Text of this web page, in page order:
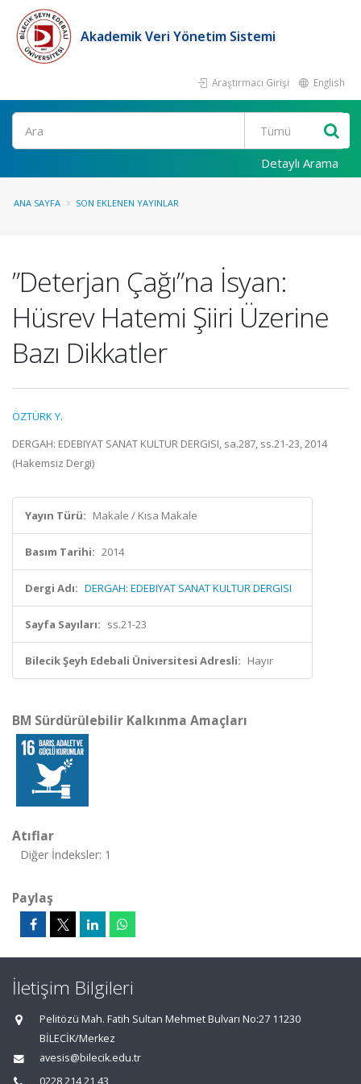
Akademik Veri Yönetim Sistemi
Araştırmacı Girişi English
Ara
Detaylı Arama
ANA SAYFA SON EKLENEN YAYINLAR
”Deterjan Çağı”na İsyan:
Hüsrev Hatemi Şiiri Üzerine
Bazı Dikkatler
ÖZTÜRK Y.
DERGAH: EDEBIYAT SANAT KULTUR DERGISI, sa.287, ss.21-23, 2014
(Hakemsiz Dergi)
Yayın Türü: Makale / Kısa Makale
Basım Tarihi: 2014
Dergi Adı: DERGAH: EDEBIYAT SANAT KULTUR DERGISI
Sayfa Sayıları: ss.21-23
Bilecik Şeyh Edebali Üniversitesi Adresli: Hayır
BM Sürdürülebilir Kalkınma Amaçları
Atıflar
Diğer İndeksler: 1
Paylaş
İletişim Bilgileri
Pelitözü Mah. Fatih Sultan Mehmet Bulvarı No:27 11230
BİLECİK/Merkez
avesis@bilecik.edu.tr
0228 214 21 43